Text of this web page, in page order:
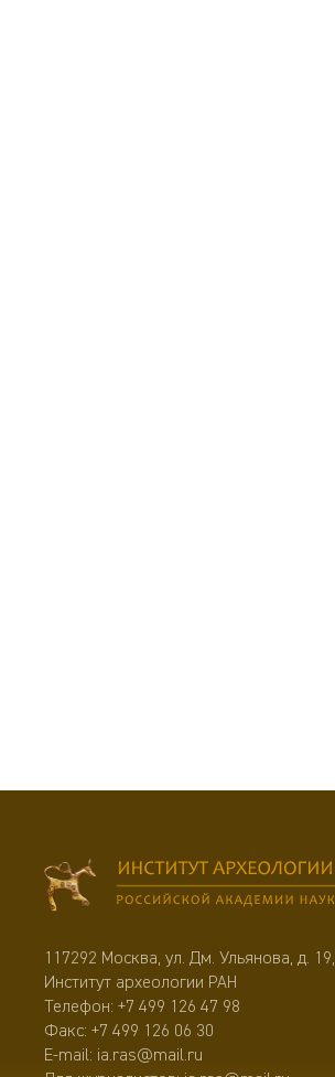
117292 Москва, ул. Дм. Ульянова, д. 19,
Институт археологии РАН
Телефон: +7 499 126 47 98
Факс: +7 499 126 06 30
E-mail: ia.ras@mail.ru